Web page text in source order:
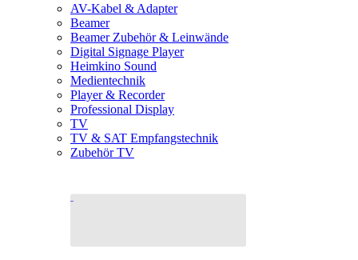
AV-Kabel & Adapter
Beamer
Beamer Zubehör & Leinwände
Digital Signage Player
Heimkino Sound
Medientechnik
Player & Recorder
Professional Display
TV
TV & SAT Empfangstechnik
Zubehör TV